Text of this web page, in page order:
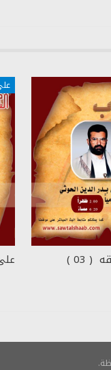
03 )